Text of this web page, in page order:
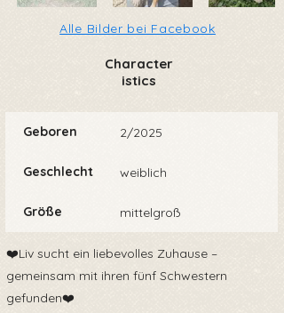
Alle Bilder bei Facebook
Character
istics
Geboren 2/2025
Geschlecht weiblich
Größe mittelgroß
❤️Liv sucht ein liebevolles Zuhause –
gemeinsam mit ihren fünf Schwestern
gefunden❤️